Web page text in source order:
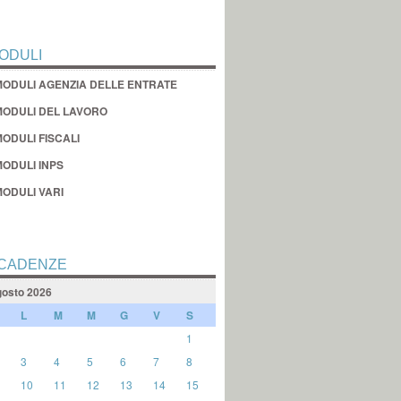
AGENZIA DELLE ENTRATE
DEL LAVORO
FISCALI
INPS
VARI
2026
L M M G V S
1
3 4 5 6 7
8
10 11 12 13 14
15